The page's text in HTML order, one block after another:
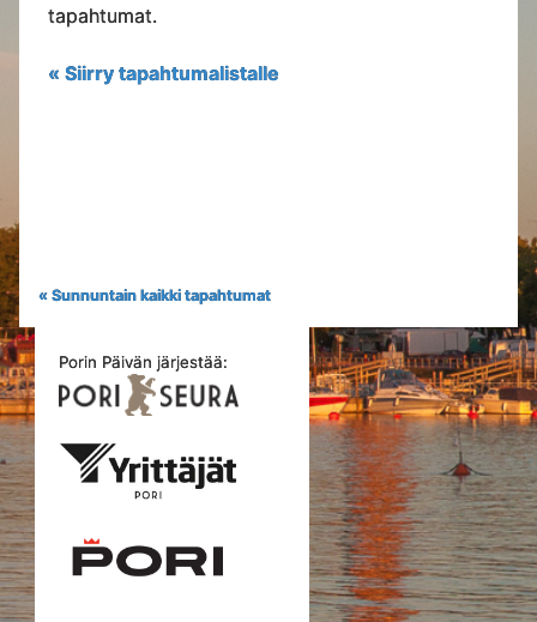
tapahtumat.
« Siirry tapahtumalistalle
« Sunnuntain kaikki tapahtumat
Porin Päivän järjestää: